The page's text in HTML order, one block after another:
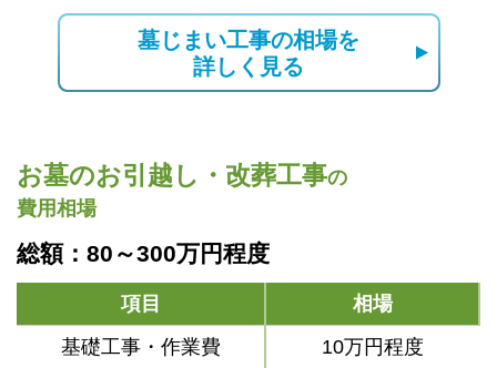
墓じまい工事の相場を
詳しく見る
お墓のお引越し・改葬工事の
費用相場
総額：80～300万円程度
項目
相場
基礎工事・作業費
10万円程度